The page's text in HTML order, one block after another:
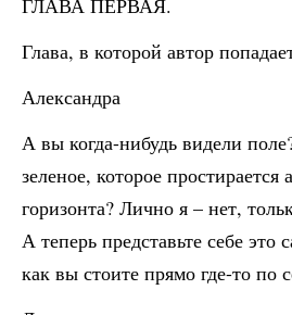
ГЛАВА ПЕРВАЯ.
Глава, в которой автор
Александра
А вы когда-нибудь видели
зеленое, которое простирается
горизонта? Лично я – нет,
А теперь представьте себе это
как вы стоите прямо где-то по